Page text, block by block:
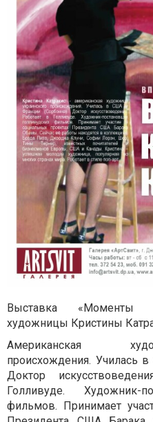
Выставка «Моменты
художницы Кристины
Американская
происхождения. Училась
Доктор
Голливуде. Художник-
фильмов. Принимает